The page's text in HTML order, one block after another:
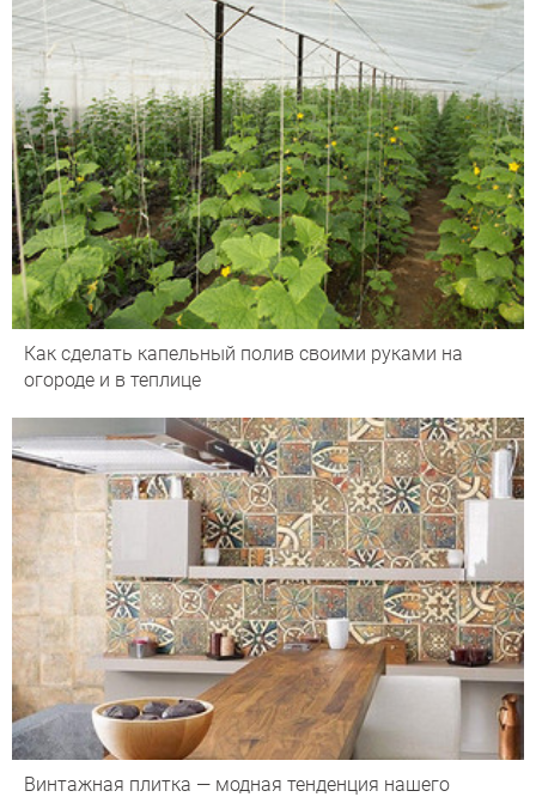
Как сделать капельный полив своими руками на
огороде и в теплице
Винтажная плитка — модная тенденция нашего